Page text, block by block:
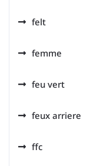
felt
femme
feu vert
feux arriere
ffc